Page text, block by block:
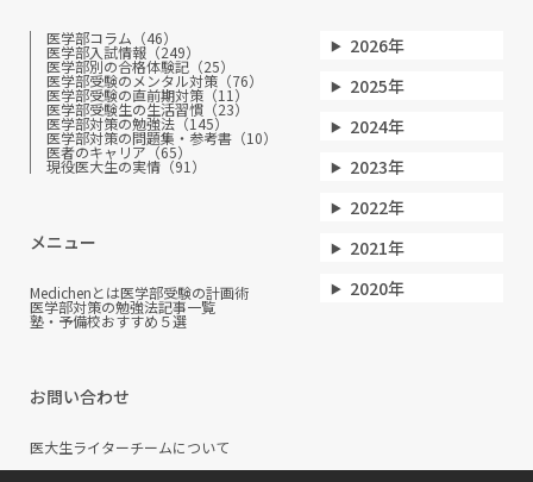
医学部コラム（46）
医学部入試情報（249）
医学部別の合格体験記（25）
医学部受験のメンタル対策（76）
医学部受験の直前期対策（11）
医学部受験生の生活習慣（23）
医学部対策の勉強法（145）
医学部対策の問題集・参考書（10）
医者のキャリア（65）
現役医大生の実情（91）
メニュー
Medichenとは医学部受験の計画術
医学部対策の勉強法記事一覧
塾・予備校おすすめ５選
お問い合わせ
医大生ライターチームについて
2026年
2025年
2024年
2023年
2022年
2021年
2020年